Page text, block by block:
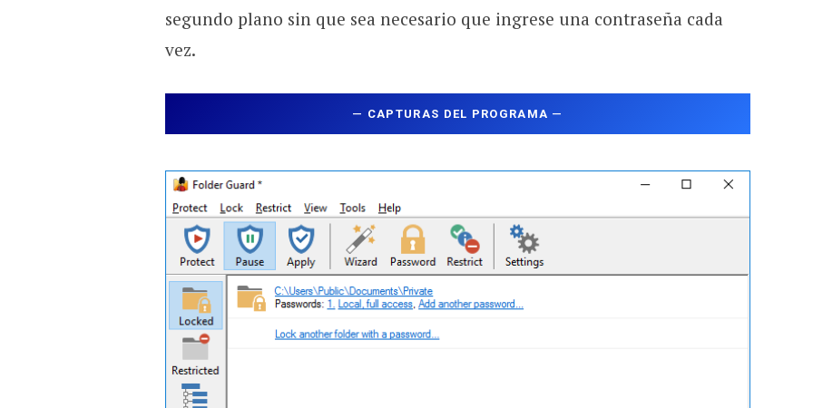
segundo plano sin que sea necesario que ingrese una contraseña cada
vez.
— CAPTURAS DEL PROGRAMA —